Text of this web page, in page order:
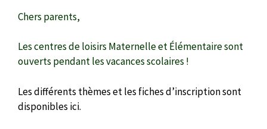
Chers parents,
Les centres de loisirs Maternelle et Élémentaire sont
ouverts pendant les vacances scolaires !
Les différents thèmes et les fiches d’inscription sont
disponibles ici.